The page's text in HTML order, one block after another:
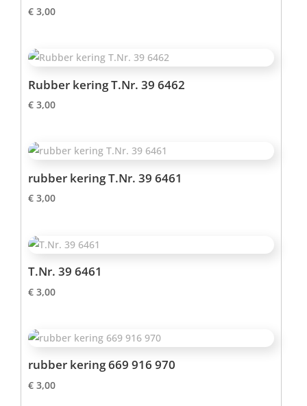
€ 3,00
Rubber kering T.Nr. 39 6462
€ 3,00
rubber kering T.Nr. 39 6461
€ 3,00
T.Nr. 39 6461
€ 3,00
rubber kering 669 916 970
€ 3,00